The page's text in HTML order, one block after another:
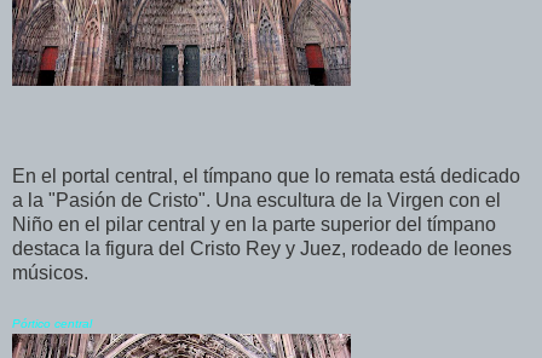
En el portal central, el tímpano que lo remata está dedicado
a la "Pasión de Cristo". Una escultura de la Virgen con el
Niño en el pilar central y en la parte superior del tímpano
destaca la figura del Cristo Rey y Juez, rodeado de leones
músicos.
Pórtico central